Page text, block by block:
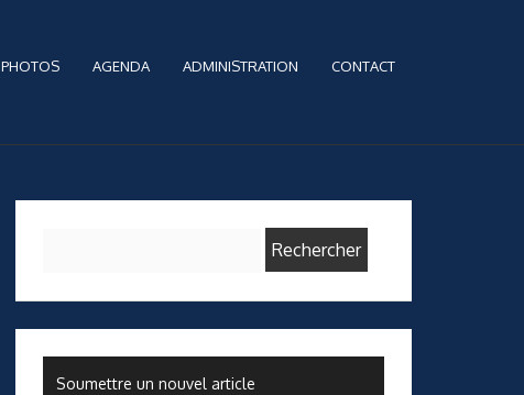
PHOTOS AGENDA ADMINISTRATION CONTACT
Soumettre un nouvel article